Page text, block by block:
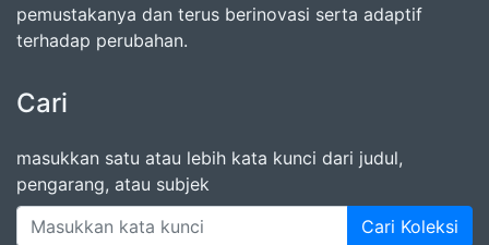
pemustakanya dan terus berinovasi serta adaptif
terhadap perubahan.
Cari
masukkan satu atau lebih kata kunci dari judul,
pengarang, atau subjek
Cari Koleksi